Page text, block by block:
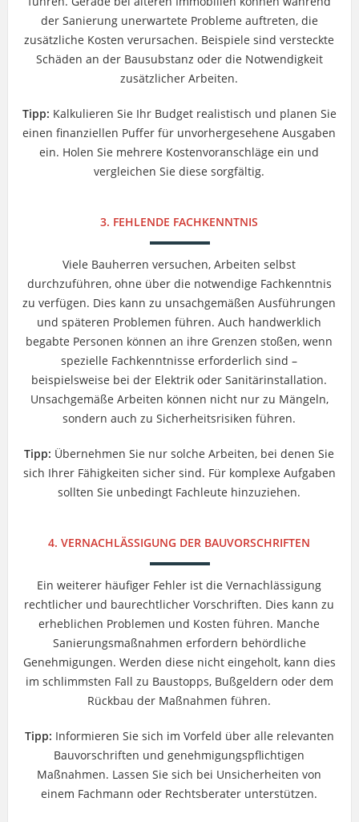
der Sanierung unerwartete Probleme auftreten, die
zusätzliche Kosten verursachen. Beispiele sind versteckte
Schäden an der Bausubstanz oder die Notwendigkeit
zusätzlicher Arbeiten.
Tipp: Kalkulieren Sie Ihr Budget realistisch und planen Sie
einen finanziellen Puffer für unvorhergesehene Ausgaben
ein. Holen Sie mehrere Kostenvoranschläge ein und
vergleichen Sie diese sorgfältig.
3. FEHLENDE FACHKENNTNIS
Viele Bauherren versuchen, Arbeiten selbst
durchzuführen, ohne über die notwendige Fachkenntnis
zu verfügen. Dies kann zu unsachgemäßen Ausführungen
und späteren Problemen führen. Auch handwerklich
begabte Personen können an ihre Grenzen stoßen, wenn
spezielle Fachkenntnisse erforderlich sind –
beispielsweise bei der Elektrik oder Sanitärinstallation.
Unsachgemäße Arbeiten können nicht nur zu Mängeln,
sondern auch zu Sicherheitsrisiken führen.
Tipp: Übernehmen Sie nur solche Arbeiten, bei denen Sie
sich Ihrer Fähigkeiten sicher sind. Für komplexe Aufgaben
sollten Sie unbedingt Fachleute hinzuziehen.
4. VERNACHLÄSSIGUNG DER BAUVORSCHRIFTEN
Ein weiterer häufiger Fehler ist die Vernachlässigung
rechtlicher und baurechtlicher Vorschriften. Dies kann zu
erheblichen Problemen und Kosten führen. Manche
Sanierungsmaßnahmen erfordern behördliche
Genehmigungen. Werden diese nicht eingeholt, kann dies
im schlimmsten Fall zu Baustopps, Bußgeldern oder dem
Rückbau der Maßnahmen führen.
Tipp: Informieren Sie sich im Vorfeld über alle relevanten
Bauvorschriften und genehmigungspflichtigen
Maßnahmen. Lassen Sie sich bei Unsicherheiten von
einem Fachmann oder Rechtsberater unterstützen.